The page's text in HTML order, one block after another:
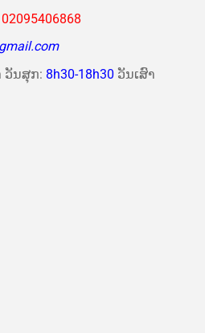
ວັນສຸກ: 8h30-18h30 ວັນເສົາ